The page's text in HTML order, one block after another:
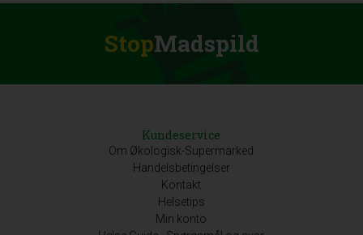
StopMadspild
Kundeservice
Om Økologisk-Supermarked
Handelsbetingelser
Kontakt
Helsetips
Min konto